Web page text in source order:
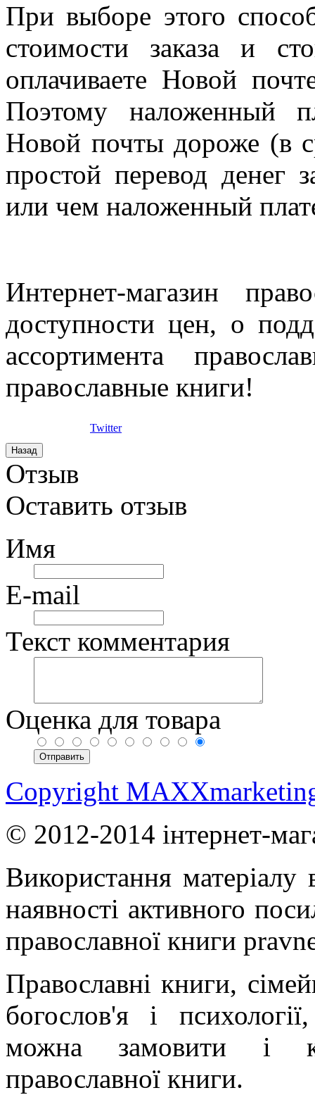
При выборе этого
стоимости заказа и
оплачиваете Новой
Поэтому наложенный
Новой почты дороже (в
простой перевод денег
или чем наложенный
Интернет-магазин
доступности цен, о
ассортимента
православные книги!
Twitter
Отзыв
Оставить отзыв
Имя
E-mail
Текст комментария
Оценка для товара
Copyright
© 2012-2014 інтернет-
Використання матеріалу
наявності активного
православної книги
Православні книги,
богослов'я і
можна замовити і
православної книги.